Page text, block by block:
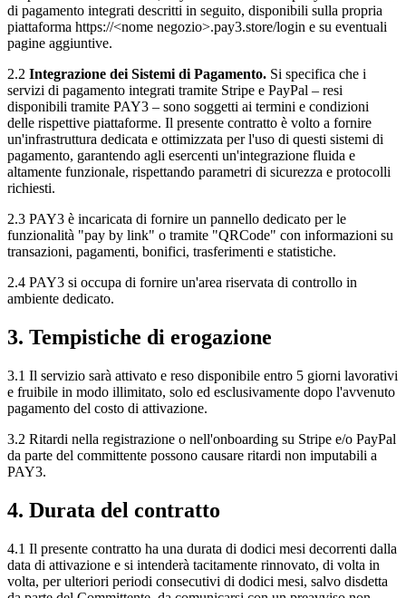
di pagamento integrati descritti in seguito, disponibili sulla propria
piattaforma https://<nome negozio>.pay3.store/login e su eventuali
pagine aggiuntive.
2.2 Integrazione dei Sistemi di Pagamento. Si specifica che i
servizi di pagamento integrati tramite Stripe e PayPal – resi
disponibili tramite PAY3 – sono soggetti ai termini e condizioni
delle rispettive piattaforme. Il presente contratto è volto a fornire
un'infrastruttura dedicata e ottimizzata per l'uso di questi sistemi di
pagamento, garantendo agli esercenti un'integrazione fluida e
altamente funzionale, rispettando parametri di sicurezza e protocolli
richiesti.
2.3 PAY3 è incaricata di fornire un pannello dedicato per le
funzionalità "pay by link" o tramite "QRCode" con informazioni su
transazioni, pagamenti, bonifici, trasferimenti e statistiche.
2.4 PAY3 si occupa di fornire un'area riservata di controllo in
ambiente dedicato.
3. Tempistiche di erogazione
3.1 Il servizio sarà attivato e reso disponibile entro 5 giorni lavorativi
e fruibile in modo illimitato, solo ed esclusivamente dopo l'avvenuto
pagamento del costo di attivazione.
3.2 Ritardi nella registrazione o nell'onboarding su Stripe e/o PayPal
da parte del committente possono causare ritardi non imputabili a
PAY3.
4. Durata del contratto
4.1 Il presente contratto ha una durata di dodici mesi decorrenti dalla
data di attivazione e si intenderà tacitamente rinnovato, di volta in
volta, per ulteriori periodi consecutivi di dodici mesi, salvo disdetta